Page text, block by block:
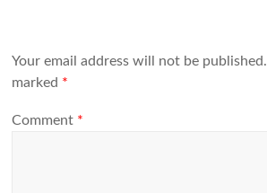
Your email address will not be published.
marked *
Comment *